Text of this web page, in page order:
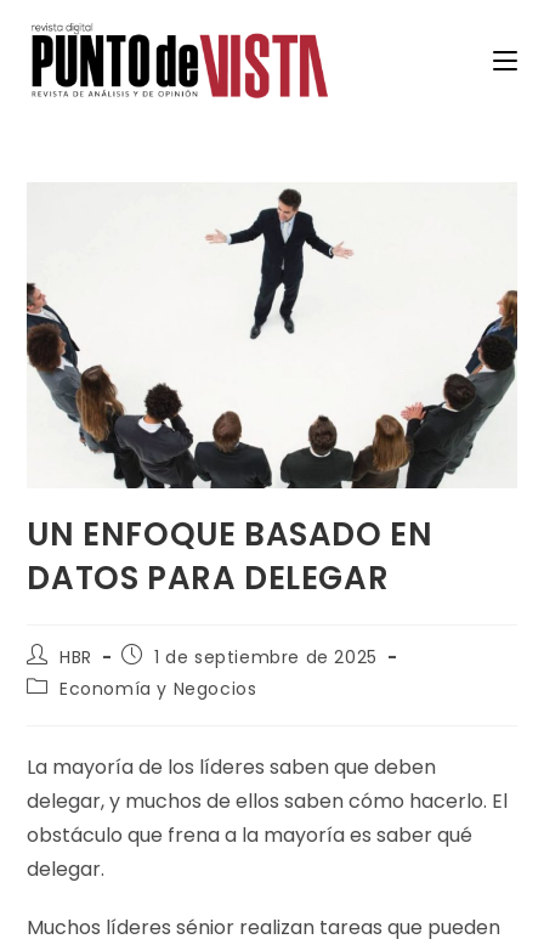
UN ENFOQUE BASADO EN
DATOS PARA DELEGAR
HBR
1 de septiembre de 2025
Economía y Negocios
La mayoría de los líderes saben que deben
delegar, y muchos de ellos saben cómo hacerlo. El
obstáculo que frena a la mayoría es saber qué
delegar.
Muchos líderes sénior realizan tareas que pueden